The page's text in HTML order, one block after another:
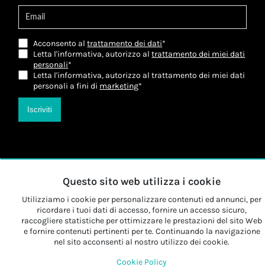
Acconsento altrattamento dei dati*
Letta l'informativa, autorizzo altrattamento dei miei dati
personali*
Letta l'informativa, autorizzo al trattamento dei miei dati
personali a fini di marketing*
Iscriviti
Questo sito web utilizza i cookie
Utilizziamo i cookie per personalizzare contenuti ed annunci, per
ricordare i tuoi dati di accesso, fornire un accesso sicuro,
raccogliere statistiche per ottimizzare le prestazioni del sito Web
e fornire contenuti pertinenti per te. Continuando la navigazione
nel sito acconsenti al nostro utilizzo dei cookie.
Cookie Policy